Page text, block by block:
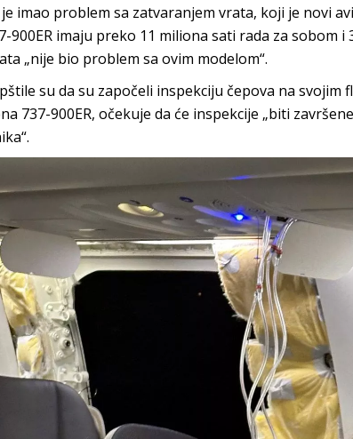
imao problem sa zatvaranjem vrata, koji je novi
900ER imaju preko 11 miliona sati rada za sobom i
„nije bio problem sa ovim modelom“.
su da su započeli inspekciju čepova na svojim
737-900ER, očekuje da će inspekcije „biti